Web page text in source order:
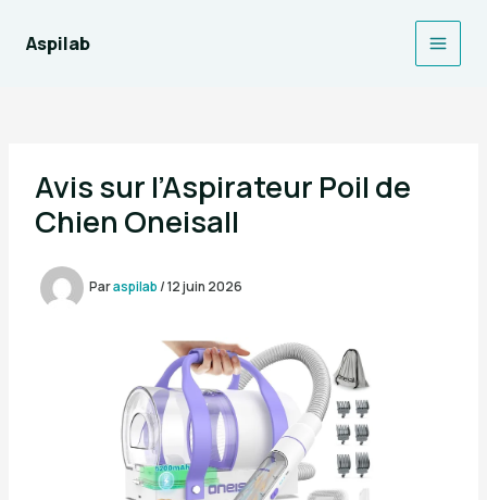
contenu
Aspilab
Main
Avis sur l’Aspirateur Poil de
Chien Oneisall
Paraspilab/12 juin 2026